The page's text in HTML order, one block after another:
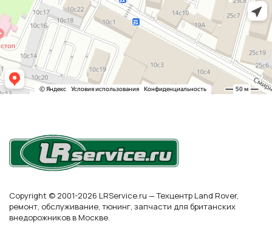
Copyright © 2001-2026 LRService.ru — Техцентр Land Rover,
ремонт, обслуживание, тюнинг, запчасти для британских
внедорожников в Москве.